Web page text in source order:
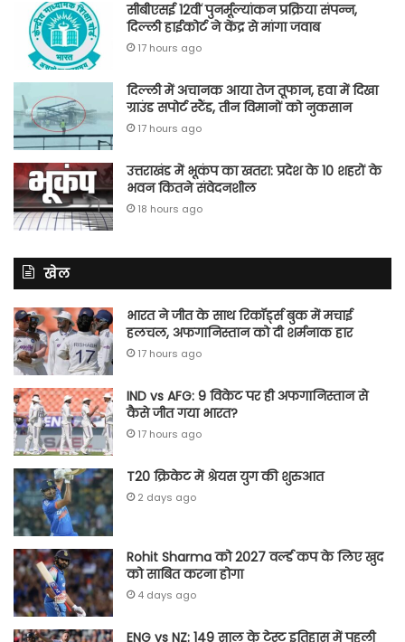
सीबीएसई 12वीं पुनर्मूल्यांकन प्रक्रिया संपन्न,
दिल्ली हाईकोर्ट ने केंद्र से मांगा जवाब
17 hours ago
दिल्ली में अचानक आया तेज तूफान, हवा में दिखा
ग्राउंड सपोर्ट स्टैंड, तीन विमानों को नुकसान
17 hours ago
उत्तराखंड में भूकंप का खतरा: प्रदेश के 10 शहरों के
भवन कितने संवेदनशील
18 hours ago
खेल
भारत ने जीत के साथ रिकॉर्ड्स बुक में मचाई
हलचल, अफगानिस्तान को दी शर्मनाक हार
17 hours ago
IND vs AFG: 9 विकेट पर ही अफगानिस्तान से
कैसे जीत गया भारत?
17 hours ago
T20 क्रिकेट में श्रेयस युग की शुरुआत
2 days ago
Rohit Sharma को 2027 वर्ल्‍ड कप के लिए खुद
को साबित करना होगा
4 days ago
ENG vs NZ: 149 साल के टेस्‍ट इतिहास में पहली